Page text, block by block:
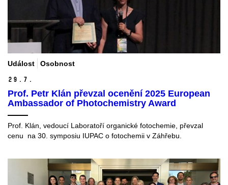
Událost Osobnost
29. 7.
Prof. Petr Klán převzal ocenění 2025 European
Ambassador of Photochemistry Award
Prof. Klán, vedoucí Laboratoří organické fotochemie, převzal
cenu na 30. symposiu IUPAC o fotochemii v Záhřebu.